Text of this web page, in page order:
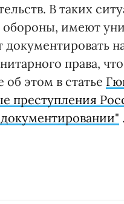
В таких
имеют
права,
об этом в статье
преступления
.